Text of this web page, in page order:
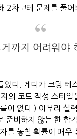
2차코테 문제를 풀어
게까지 어려워야
었다. 게다가 코딩 테
의 코드 작성 스타일
이 없다.) 아무리 실
준비하지 않는 한 합
를 놓칠 확률이 매우